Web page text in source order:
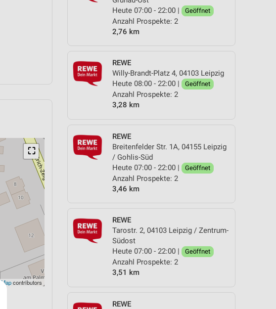
Heute 07:00 - 22:00 |
Geöffnet
Anzahl Prospekte: 2
2,76 km
REWE
Willy-Brandt-Platz 4, 04103 Leipzig
Heute 08:00 - 22:00 |
Geöffnet
Anzahl Prospekte: 2
3,28 km
REWE
Breitenfelder Str. 1A, 04155 Leipzig
/ Gohlis-Süd
Heute 07:00 - 22:00 |
Geöffnet
Anzahl Prospekte: 2
3,46 km
REWE
Tarostr. 2, 04103 Leipzig / Zentrum-
Südost
Heute 07:00 - 22:00 |
Geöffnet
Anzahl Prospekte: 2
3,51 km
REWE
⛶
contributors